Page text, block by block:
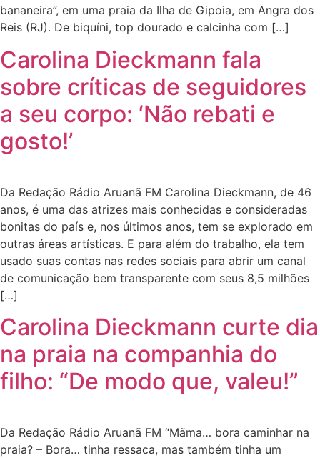
bananeira”, em uma praia da Ilha de Gipoia, em Angra dos
Reis (RJ). De biquíni, top dourado e calcinha com […]
Carolina Dieckmann fala
sobre críticas de seguidores
a seu corpo: ‘Não rebati e
gosto!’
Da Redação Rádio Aruanã FM Carolina Dieckmann, de 46
anos, é uma das atrizes mais conhecidas e consideradas
bonitas do país e, nos últimos anos, tem se explorado em
outras áreas artísticas. E para além do trabalho, ela tem
usado suas contas nas redes sociais para abrir um canal
de comunicação bem transparente com seus 8,5 milhões
[…]
Carolina Dieckmann curte dia
na praia na companhia do
filho: “De modo que, valeu!”
Da Redação Rádio Aruanã FM “Mãma… bora caminhar na
praia? – Bora… tinha ressaca, mas também tinha um